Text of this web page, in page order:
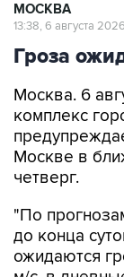
МОСКВА
13:38, 6 августа 2026
Гроза
Москва. 6
комплекс
Москве в
четверг.
"По
до конца
ожидаются